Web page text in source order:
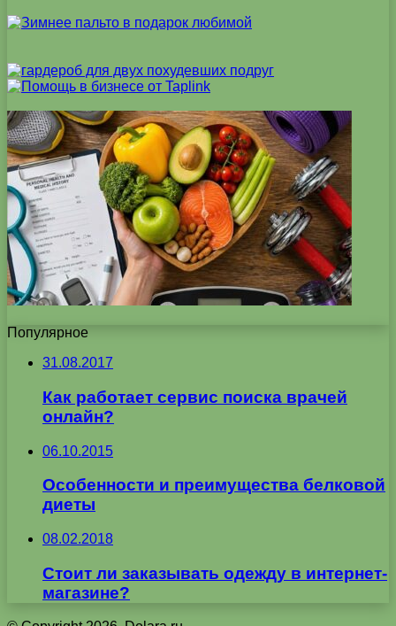
Популярное
31.08.2017
Как работает сервис поиска врачей
онлайн?
06.10.2015
Особенности и преимущества белковой
диеты
08.02.2018
Стоит ли заказывать одежду в интернет-
магазине?